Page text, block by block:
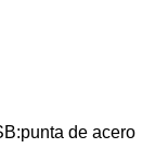
de acero